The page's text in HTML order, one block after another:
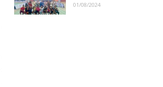
01/08/2024